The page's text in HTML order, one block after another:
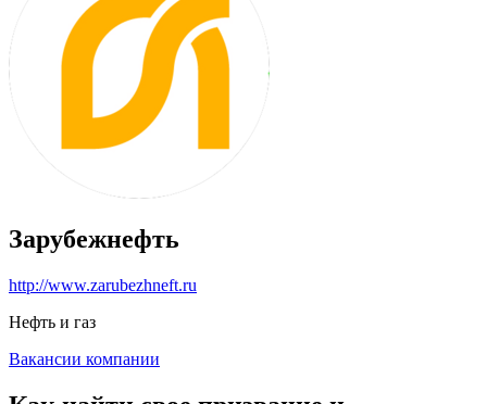
Зарубежнефть
http://www.zarubezhneft.ru
Нефть и газ
Вакансии компании